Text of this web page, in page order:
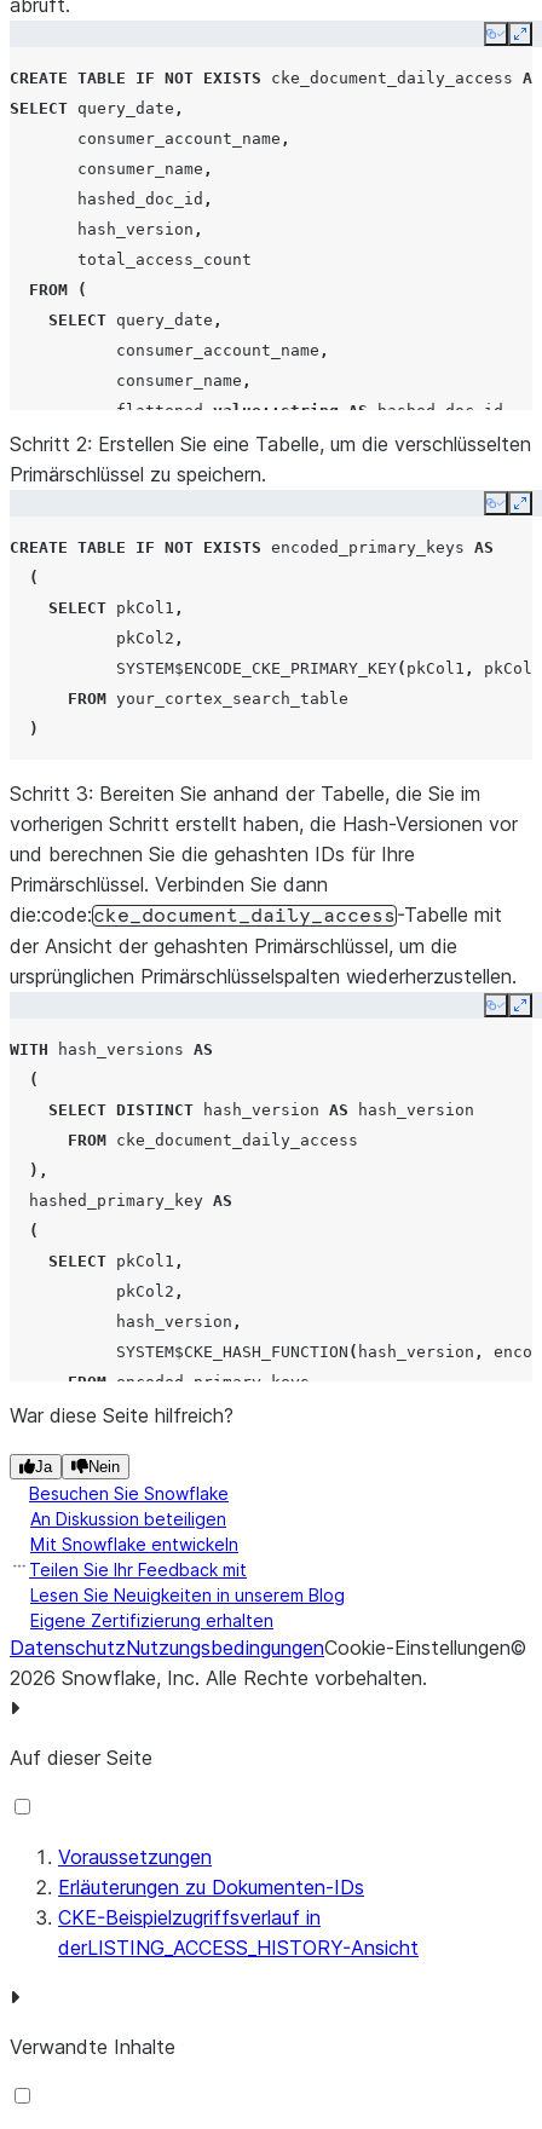
abruft.
Copy
CREATE TABLE IF NOT EXISTS cke_document_daily_access AS
SELECT query_date ,
consumer_account_name ,
consumer_name ,
hashed_doc_id ,
hash_version ,
total_access_count
FROM
(
SELECT query_date ,
consumer_account_name ,
consumer_name ,
flattened value ::string AS hashed_doc_id
lah.share_objects_accessed[0 ]:"hashVersion"
COUNT(*) AS
total_access_count
share_objects_accessed [
query_date
consumer_account_name
hash_version
);
Schritt 2: Erstellen Sie eine Tabelle, um die verschlüsselten
Primärschlüssel zu speichern.
Copy
CREATE TABLE IF NOT EXISTS encoded_primary_keys AS
(
SELECT pkCol1 ,
pkCol2 ,
SYSTEM$ENCODE_CKE_PRIMARY_KEY( pkCol1 ,
pkCol2
FROM your_cortex_search_table
)
Schritt 3: Bereiten Sie anhand der Tabelle, die Sie im
vorherigen Schritt erstellt haben, die Hash-Versionen vor
und berechnen Sie die gehashten IDs für Ihre
Primärschlüssel. Verbinden Sie dann
die:code:cke_document_daily_access-Tabelle mit
der Ansicht der gehashten Primärschlüssel, um die
ursprünglichen Primärschlüsselspalten wiederherzustellen.
Copy
WITH hash_versions AS
(
SELECT DISTINCT hash_version AS
hash_version
FROM cke_document_daily_access
),
hashed_primary_key AS
(
SELECT pkCol1 ,
pkCol2 ,
hash_version ,
SYSTEM$CKE_HASH_FUNCTION ( hash_version ,
FROM encoded_primary_keys
CROSS JOIN hash_versions
SELECT
pk.pkCol1
pk.pkCol2,
a.query_date,
a.consumer_account_name
a.consumer_name,
a.total_access_count
FROM cke_document_daily_access AS a
JOIN
hashed_primary_key AS pk
War diese Seite hilfreich?
Ja Nein
Besuchen Sie Snowflake
An Diskussion beteiligen
Mit Snowflake entwickeln
Teilen Sie Ihr Feedback mit
Lesen Sie Neuigkeiten in unserem Blog
Eigene Zertifizierung erhalten
DatenschutzNutzungsbedingungenCookie-Einstellungen©
2026 Snowflake, Inc. Alle Rechte vorbehalten.
Auf dieser Seite
Voraussetzungen
Erläuterungen zu Dokumenten-IDs
CKE-Beispielzugriffsverlauf in
derLISTING_ACCESS_HISTORY-Ansicht
Verwandte Inhalte